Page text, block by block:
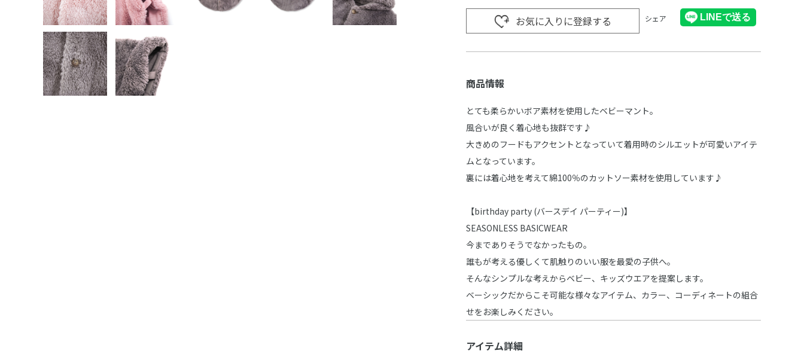
お気に入りに登録する シェア
商品情報
とても柔らかいボア素材を使用したベビーマント。
風合いが良く着心地も抜群です♪
大きめのフードもアクセントとなっていて着用時のシルエットが可愛いアイテ
ムとなっています。
裏には着心地を考えて綿100％のカットソー素材を使用しています♪
【birthday party (バースデイ パーティー)】
SEASONLESS BASICWEAR
今までありそうでなかったもの。
誰もが考える優しくて肌触りのいい服を最愛の子供へ。
そんなシンプルな考えからベビー、キッズウエアを提案します。
ベーシックだからこそ可能な様々なアイテム、カラー、コーディネートの組合
せをお楽しみください。
アイテム詳細